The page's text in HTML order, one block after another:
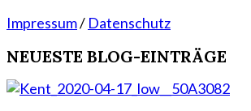
Impressum/ Datenschutz
NEUESTE BLOG-EINTRÄGE